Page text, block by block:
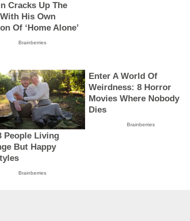
Cracks Up The
His Own
Of ‘Home Alone’
Brainberries
People Living
But Happy
Brainberries
Enter A World Of
Weirdness: 8 Horror
Movies Where Nobody
Dies
Brainberries